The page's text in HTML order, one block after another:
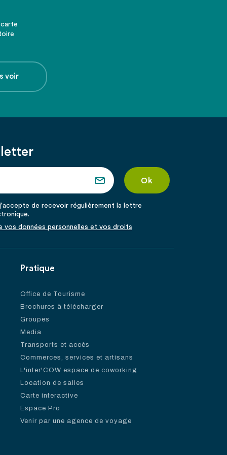
voir
de recevoir régulièrement la lettre
vos données personnelles et vos droits
Pratique
Office de Tourisme
Brochures à télécharger
Groupes
Media
Transports et accès
Commerces, services et artisans
L'inter'COW espace de coworking
Location de salles
Carte interactive
Espace Pro
Venir par une agence de voyage